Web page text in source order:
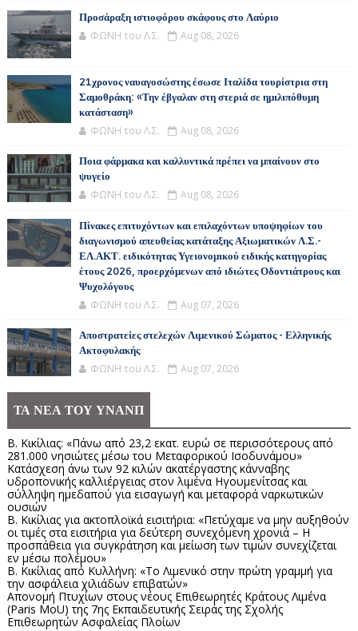
Προσάραξη ιστιοφόρου σκάφους στο Λαύριο
ΦΩΝΗ του Λ.Σ. Aug 08, 2026
21χρονος ναυαγοσώστης έσωσε Ιταλίδα τουρίστρια στη
Σαμοθράκη: «Την έβγαλαν στη στεριά σε ημιλιπόθυμη
κατάσταση»
ΦΩΝΗ του Λ.Σ. Aug 08, 2026
Ποια φάρμακα και καλλυντικά πρέπει να μπαίνουν στο
ψυγείο
ΦΩΝΗ του Λ.Σ. Aug 08, 2026
Πίνακες επιτυχόντων και επιλαχόντων υποψηφίων του
διαγωνισμού απευθείας κατάταξης Αξιωματικών Λ.Σ.-
ΕΛ.ΑΚΤ. ειδικότητας Υγειονομικού ειδικής κατηγορίας
έτους 2026, προερχόμενων από ιδιώτες Οδοντιάτρους και
Ψυχολόγους
ΦΩΝΗ του Λ.Σ. Aug 07, 2026
Αποστρατείες στελεχών Λιμενικού Σώματος - Ελληνικής
Ακτοφυλακής
ΦΩΝΗ του Λ.Σ. Aug 07, 2026
ΤΑ ΝΕΑ ΤΟΥ ΥΝΑΝΠ
Β. Κικίλιας: «Πάνω από 23,2 εκατ. ευρώ σε περισσότερους από
281.000 νησιώτες μέσω του Μεταφορικού Ισοδυνάμου»
Κατάσχεση άνω των 92 κιλών ακατέργαστης κάνναβης
υδροπονικής καλλιέργειας στον λιμένα Ηγουμενίτσας και
σύλληψη ημεδαπού για εισαγωγή και μεταφορά ναρκωτικών
ουσιών
Β. Κικίλιας για ακτοπλοϊκά εισιτήρια: «Πετύχαμε να μην αυξηθούν
οι τιμές στα εισιτήρια για δεύτερη συνεχόμενη χρονιά – Η
προσπάθεια για συγκράτηση και μείωση των τιμών συνεχίζεται
εν μέσω πολέμου»
Β. Κικίλιας από Κυλλήνη: «Το Λιμενικό στην πρώτη γραμμή για
την ασφάλεια χιλιάδων επιβατών»
Απονομή Πτυχίων στους νέους Επιθεωρητές Κράτους Λιμένα
(Paris MoU) της 7ης Εκπαιδευτικής Σειράς της Σχολής
Επιθεωρητών Ασφαλείας Πλοίων